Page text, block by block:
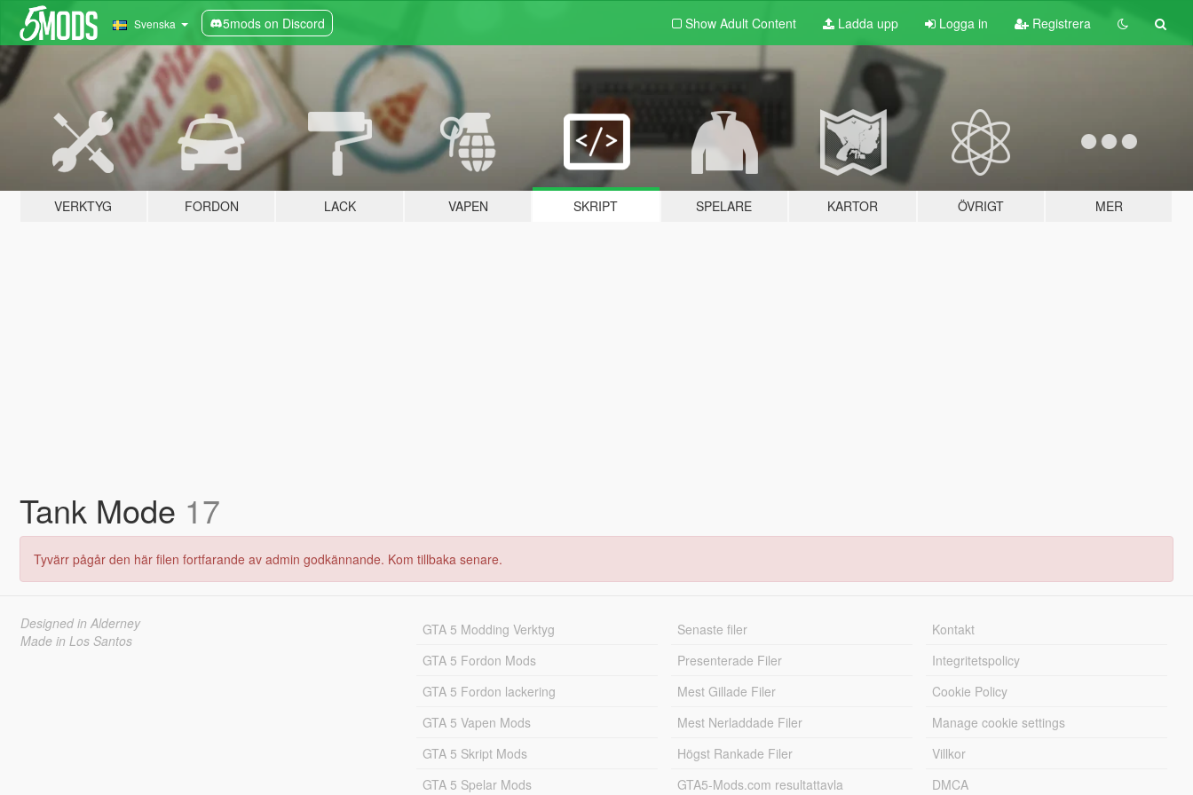
Svenska 5mods on Discord Show Adult Content Ladda upp Logga in Registrera
VERKTYG FORDON LACK VAPEN SKRIPT SPELARE KARTOR ÖVRIGT MER
Tank Mode 17
Tyvärr pågår den här filen fortfarande av admin godkännande. Kom tillbaka senare.
Designed in Alderney
Made in Los Santos
GTA 5 Modding Verktyg
GTA 5 Fordon Mods
GTA 5 Fordon lackering
GTA 5 Vapen Mods
GTA 5 Skript Mods
GTA 5 Spelar Mods
Senaste filer
Presenterade Filer
Mest Gillade Filer
Mest Nerladdade Filer
Högst Rankade Filer
GTA5-Mods.com resultattavla
Kontakt
Integritetspolicy
Cookie Policy
Manage cookie settings
Villkor
DMCA